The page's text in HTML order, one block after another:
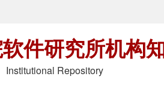
件研究所机构
Institutional Repository